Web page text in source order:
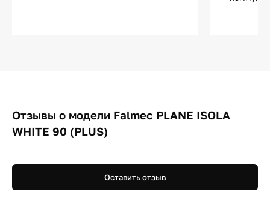
Отзывы о модели Falmec PLANE ISOLA
WHITE 90 (PLUS)
Оставить отзыв